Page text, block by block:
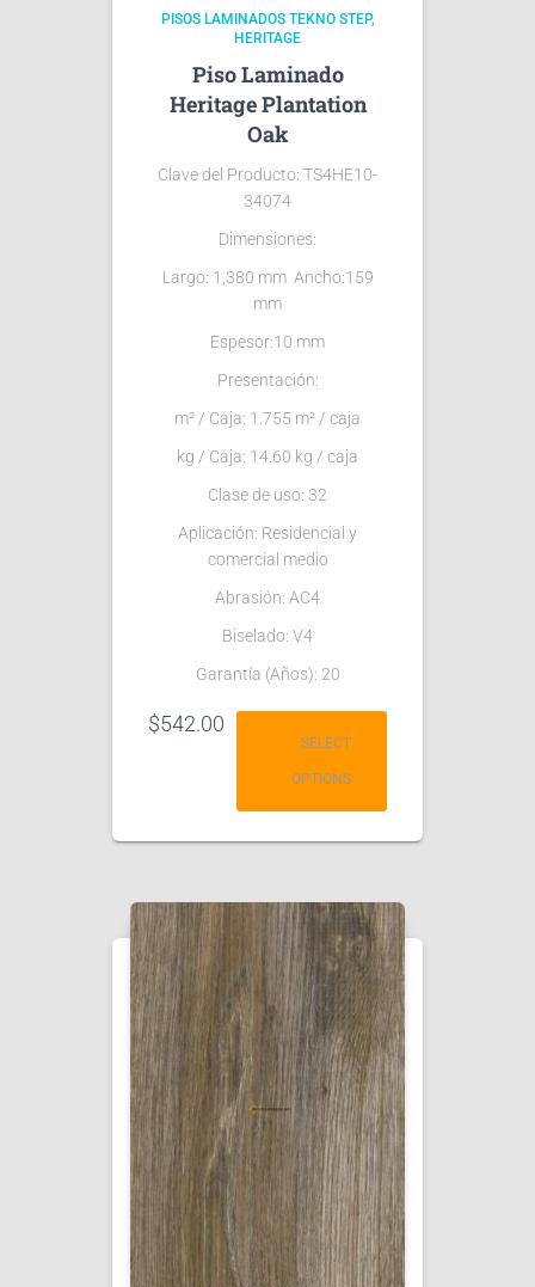
PISOS LAMINADOS TEKNO STEP
HERITAGE
Piso Laminado
Heritage Plantation
Oak
Clave del Producto: TS4HE10-
34074
Dimensiones:
Largo: 1,380 mm Ancho:159
mm
Espesor:10 mm
Presentación:
m² / Caja: 1.755 m² / caja
kg / Caja: 14.60 kg / caja
Clase de uso: 32
Aplicación: Residencial y
comercial medio
Abrasión: AC4
Biselado: V4
Garantía (Años): 20
$542.00
SELECT
OPTIONS